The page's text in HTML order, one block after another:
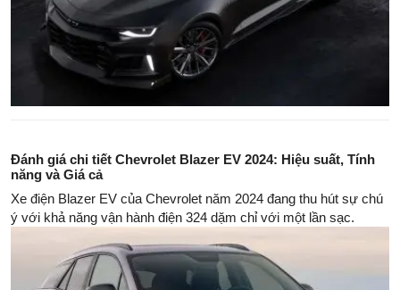
Đánh giá chi tiết Chevrolet Blazer EV 2024: Hiệu suất, Tính
năng và Giá cả
Xe điện Blazer EV của Chevrolet năm 2024 đang thu hút sự chú
ý với khả năng vận hành điện 324 dặm chỉ với một lần sạc.